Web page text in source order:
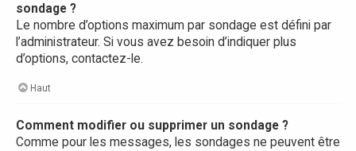
sondage ?
Le nombre d’options maximum par sondage est défini par
l’administrateur. Si vous avez besoin d’indiquer plus
d’options, contactez-le.
Haut
Comment modifier ou supprimer un sondage ?
Comme pour les messages, les sondages ne peuvent être